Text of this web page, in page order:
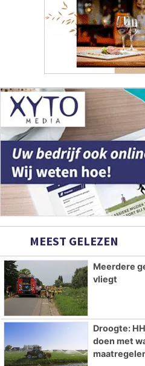
MEEST GELEZEN
Meerdere
vliegt
Droogte:
doen met